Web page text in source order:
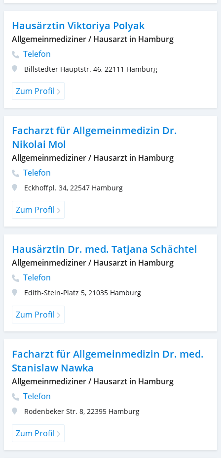
Hausärztin Viktoriya Polyak
Allgemeinmediziner / Hausarzt in Hamburg
Telefon
Billstedter Hauptstr. 46, 22111 Hamburg
Zum Profil
Facharzt für Allgemeinmedizin Dr.
Nikolai Mol
Allgemeinmediziner / Hausarzt in Hamburg
Telefon
Eckhoffpl. 34, 22547 Hamburg
Zum Profil
Hausärztin Dr. med. Tatjana Schächtel
Allgemeinmediziner / Hausarzt in Hamburg
Telefon
Edith-Stein-Platz 5, 21035 Hamburg
Zum Profil
Facharzt für Allgemeinmedizin Dr. med.
Stanislaw Nawka
Allgemeinmediziner / Hausarzt in Hamburg
Telefon
Rodenbeker Str. 8, 22395 Hamburg
Zum Profil